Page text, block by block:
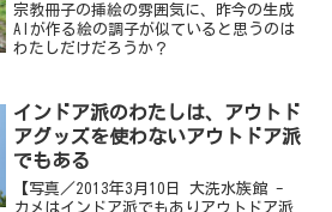
宗教冊子の挿絵の雰囲気に、昨今の生成
AIが作る絵の調子が似ていると思うのは
わたしだけだろうか？
インドア派のわたしは、アウトド
アグッズを使わないアウトドア派
でもある
【写真／2013年3月10日 大洗水族館 -
カメはインドア派でもありアウトドア派